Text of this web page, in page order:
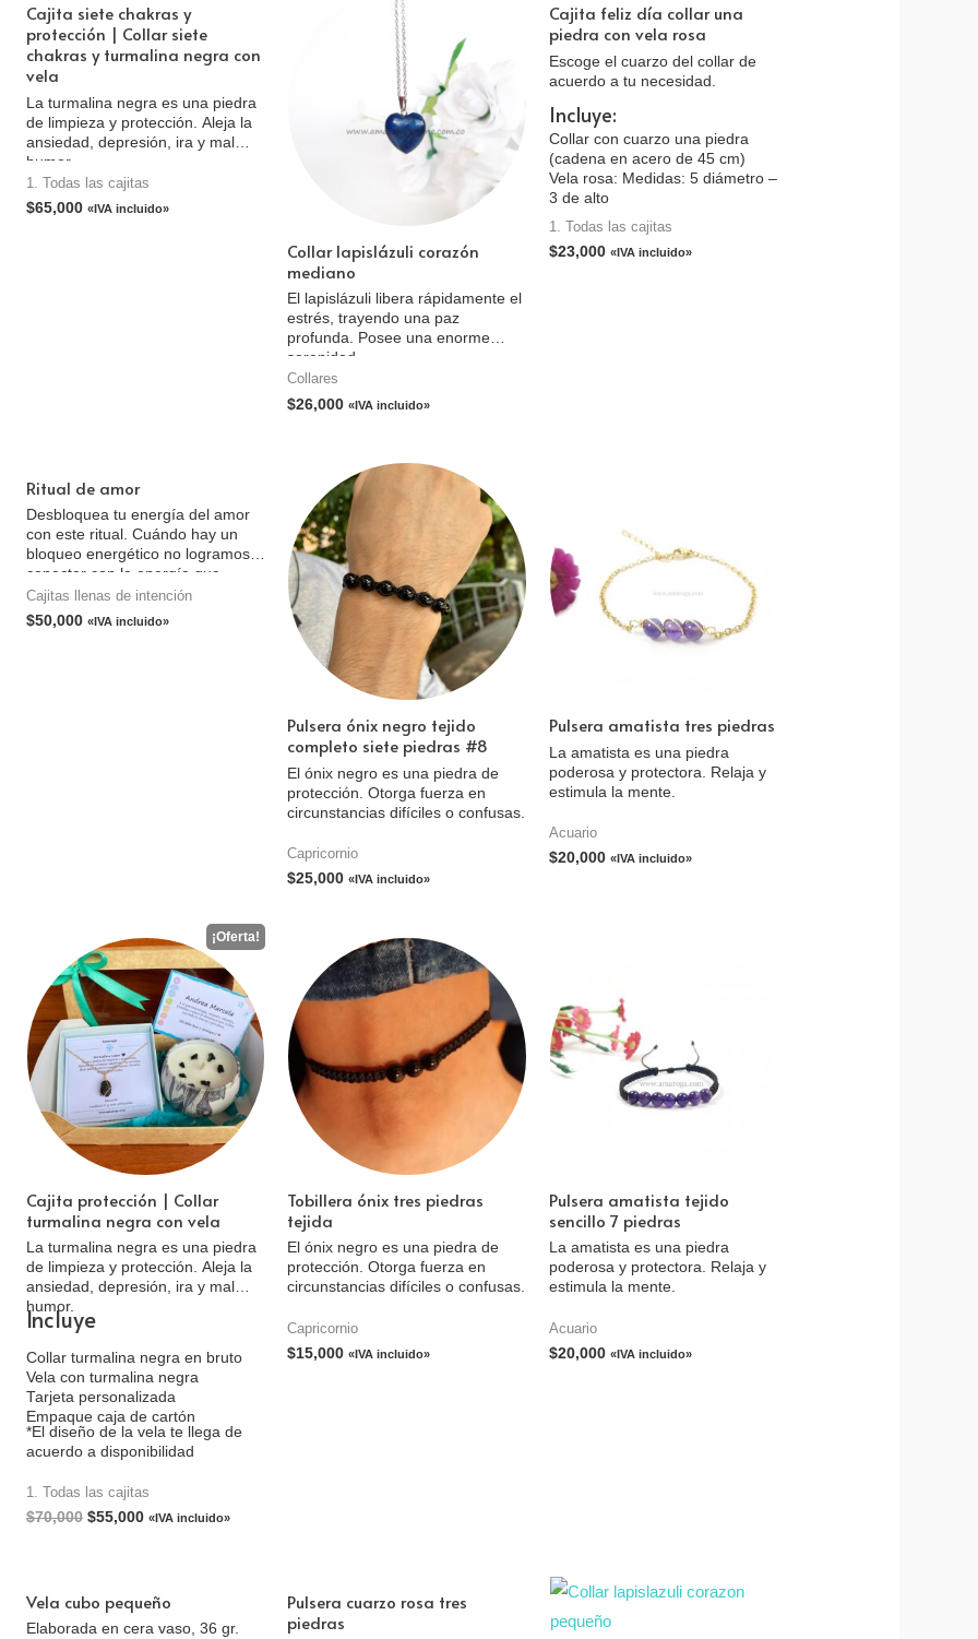
Cajita siete chakras y
protección | Collar siete
chakras y turmalina negra con
vela
La turmalina negra es una piedra
de limpieza y protección. Aleja la
ansiedad, depresión, ira y mal
humor.
1. Todas las cajitas
$65,000 «IVA incluido»
Collar lapislázuli corazón
mediano
El lapislázuli libera rápidamente el
estrés, trayendo una paz
profunda. Posee una enorme
serenidad.
Collares
$26,000 «IVA incluido»
Cajita feliz día collar una
piedra con vela rosa
Escoge el cuarzo del collar de
acuerdo a tu necesidad.
Incluye:
Collar con cuarzo una piedra
(cadena en acero de 45 cm)
Vela rosa: Medidas: 5 diámetro –
3 de alto
Tarjeta personalizada
Caja de cartón
1. Todas las cajitas
$23,000 «IVA incluido»
Ritual de amor
Desbloquea tu energía del amor
con este ritual. Cuándo hay un
bloqueo energético no logramos
conectar con la energía que
estamos buscando atraer.
Cajitas llenas de intención
$50,000 «IVA incluido»
Pulsera ónix negro tejido
completo siete piedras #8
El ónix negro es una piedra de
protección. Otorga fuerza en
circunstancias difíciles o confusas.
Capricornio
$25,000 «IVA incluido»
Pulsera amatista tres piedras
La amatista es una piedra
poderosa y protectora. Relaja y
estimula la mente.
Acuario
$20,000 «IVA incluido»
Cajita protección | Collar
turmalina negra con vela
La turmalina negra es una piedra
de limpieza y protección. Aleja la
ansiedad, depresión, ira y mal
humor.
Incluye
Collar turmalina negra en bruto
Vela con turmalina negra
Tarjeta personalizada
Empaque caja de cartón
*El diseño de la vela te llega de
acuerdo a disponibilidad
1. Todas las cajitas
$70,000 $55,000 «IVA incluido»
Tobillera ónix tres piedras
tejida
El ónix negro es una piedra de
protección. Otorga fuerza en
circunstancias difíciles o confusas.
Capricornio
$15,000 «IVA incluido»
Pulsera amatista tejido
sencillo 7 piedras
La amatista es una piedra
poderosa y protectora. Relaja y
estimula la mente.
Acuario
$20,000 «IVA incluido»
Vela cubo pequeño
Elaborada en cera vaso, 36 gr.
Pulsera cuarzo rosa tres
piedras